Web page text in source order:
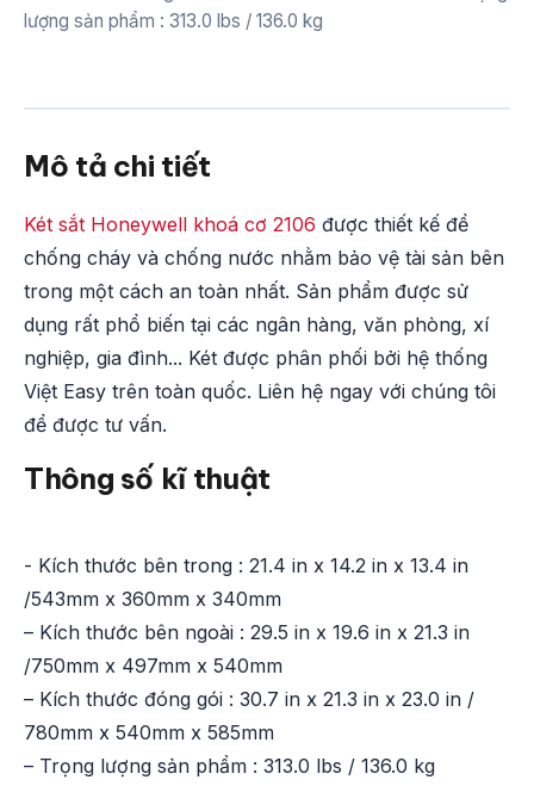
lượng sản phẩm : 313.0 lbs / 136.0 kg
Mô tả chi tiết
Két sắt Honeywell khoá cơ 2106 được thiết kế để
chống cháy và chống nước nhằm bảo vệ tài sản bên
trong một cách an toàn nhất. Sản phẩm được sử
dụng rất phổ biến tại các ngân hàng, văn phòng, xí
nghiệp, gia đình... Két được phân phối bởi hệ thống
Việt Easy trên toàn quốc. Liên hệ ngay với chúng tôi
để được tư vấn.
Thông số kĩ thuật
- Kích thước bên trong : 21.4 in x 14.2 in x 13.4 in
/543mm x 360mm x 340mm
– Kích thước bên ngoài : 29.5 in x 19.6 in x 21.3 in
/750mm x 497mm x 540mm
– Kích thước đóng gói : 30.7 in x 21.3 in x 23.0 in /
780mm x 540mm x 585mm
– Trọng lượng sản phẩm : 313.0 lbs / 136.0 kg